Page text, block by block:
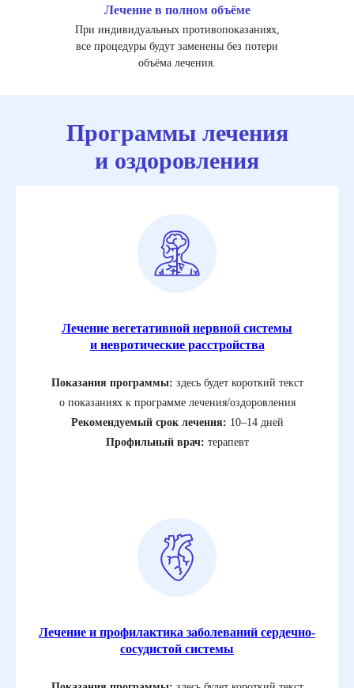
Лечение в полном объёме
При индивидуальных противопоказаниях,
все процедуры будут заменены без потери
объёма лечения.
Программы лечения
и оздоровления
Лечение вегетативной нервной системы
и невротические расстройства
Показания программы: здесь будет короткий текст
о показаниях к программе лечения/оздоровления
Рекомендуемый срок лечения: 10–14 дней
Профильный врач: терапевт
Лечение и профилактика заболеваний сердечно-
сосудистой системы